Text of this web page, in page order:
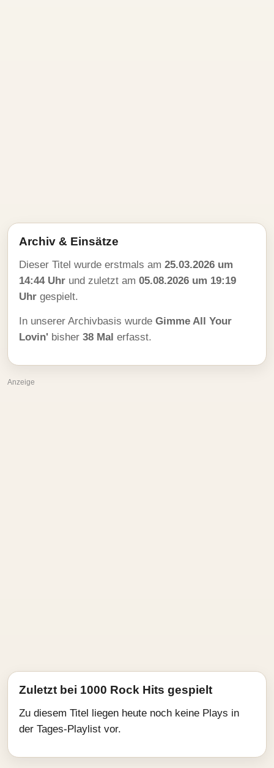
Archiv & Einsätze
Dieser Titel wurde erstmals am 25.03.2026 um
14:44 Uhr und zuletzt am 05.08.2026 um 19:19
Uhr gespielt.
In unserer Archivbasis wurde Gimme All Your
Lovin' bisher 38 Mal erfasst.
Anzeige
Zuletzt bei 1000 Rock Hits gespielt
Zu diesem Titel liegen heute noch keine Plays in
der Tages-Playlist vor.